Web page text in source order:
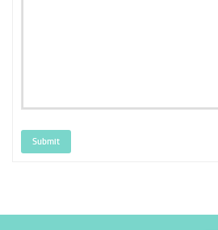
Submit